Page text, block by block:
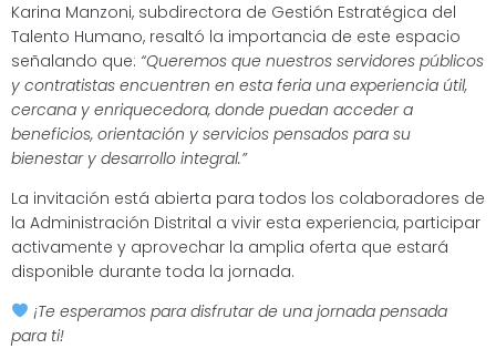
Karina Manzoni, subdirectora de Gestión Estratégica del
Talento Humano, resaltó la importancia de este espacio
señalando que: “Queremos que nuestros servidores públicos
y contratistas encuentren en esta feria una experiencia útil,
cercana y enriquecedora, donde puedan acceder a
beneficios, orientación y servicios pensados para su
bienestar y desarrollo integral.”
La invitación está abierta para todos los colaboradores de
la Administración Distrital a vivir esta experiencia, participar
activamente y aprovechar la amplia oferta que estará
disponible durante toda la jornada.
¡Te esperamos para disfrutar de una jornada pensada
para ti!